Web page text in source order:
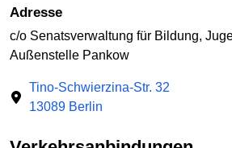
Adresse
c/o Senatsverwaltung für Bildung,
Außenstelle Pankow
Tino-Schwierzina-Str. 32
13089 Berlin